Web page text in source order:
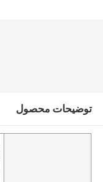
توضیحات محصول